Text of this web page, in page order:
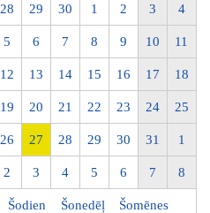
28 29 30 1 2 3 4
5 6 7 8 9 10 11
12 13 14 15 16 17 18
19 20 21 22 23 24 25
26 27 28 29 30 31 1
2 3 4 5 6 7 8
Šodien Šonedēļ Šomēnes